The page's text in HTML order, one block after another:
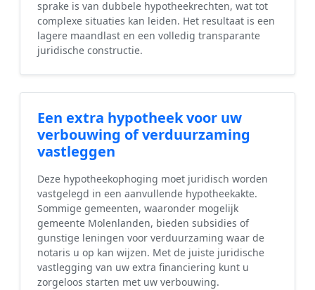
sprake is van dubbele hypotheekrechten, wat tot
complexe situaties kan leiden. Het resultaat is een
lagere maandlast en een volledig transparante
juridische constructie.
Een extra hypotheek voor uw
verbouwing of verduurzaming
vastleggen
Deze hypotheekophoging moet juridisch worden
vastgelegd in een aanvullende hypotheekakte.
Sommige gemeenten, waaronder mogelijk
gemeente Molenlanden, bieden subsidies of
gunstige leningen voor verduurzaming waar de
notaris u op kan wijzen. Met de juiste juridische
vastlegging van uw extra financiering kunt u
zorgeloos starten met uw verbouwing.